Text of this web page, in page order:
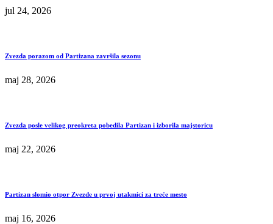
jul 24, 2026
Zvezda porazom od Partizana završila sezonu
maj 28, 2026
Zvezda posle velikog preokreta pobedila Partizan i izborila majstoricu
maj 22, 2026
Partizan slomio otpor Zvezde u prvoj utakmici za treće mesto
maj 16, 2026